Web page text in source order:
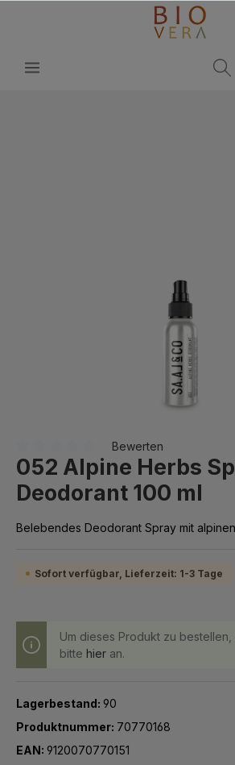
Durchschnittliche Bewertung von 0 von 5
Bewerten
052 Alpine Herbs
Deodorant 100 ml
Belebendes Deodorant Spray mit
Sofort verfügbar, Lieferzeit: 1-3 Tage
Um dieses Produkt zu bestellen,
bitte hier an.
Lagerbestand: 90
Produktnummer: 70770168
EAN: 9120070770151